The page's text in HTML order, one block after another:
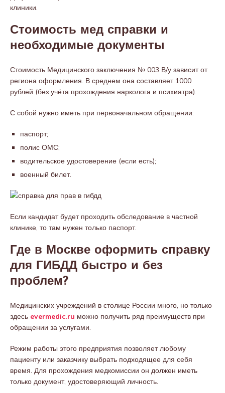
клиники.
Стоимость мед справки и
необходимые документы
Стоимость Медицинского заключения № 003 В/у зависит от
региона оформления. В среднем она составляет 1000
рублей (без учёта прохождения нарколога и психиатра).
С собой нужно иметь при первоначальном обращении:
паспорт;
полис ОМС;
водительское удостоверение (если есть);
военный билет.
Если кандидат будет проходить обследование в частной
клинике, то там нужен только паспорт.
Где в Москве оформить справку
для ГИБДД быстро и без
проблем?
Медицинских учреждений в столице России много, но только
здесь evermedic.ru можно получить ряд преимуществ при
обращении за услугами.
Режим работы этого предприятия позволяет любому
пациенту или заказчику выбрать подходящее для себя
время. Для прохождения медкомиссии он должен иметь
только документ, удостоверяющий личность.